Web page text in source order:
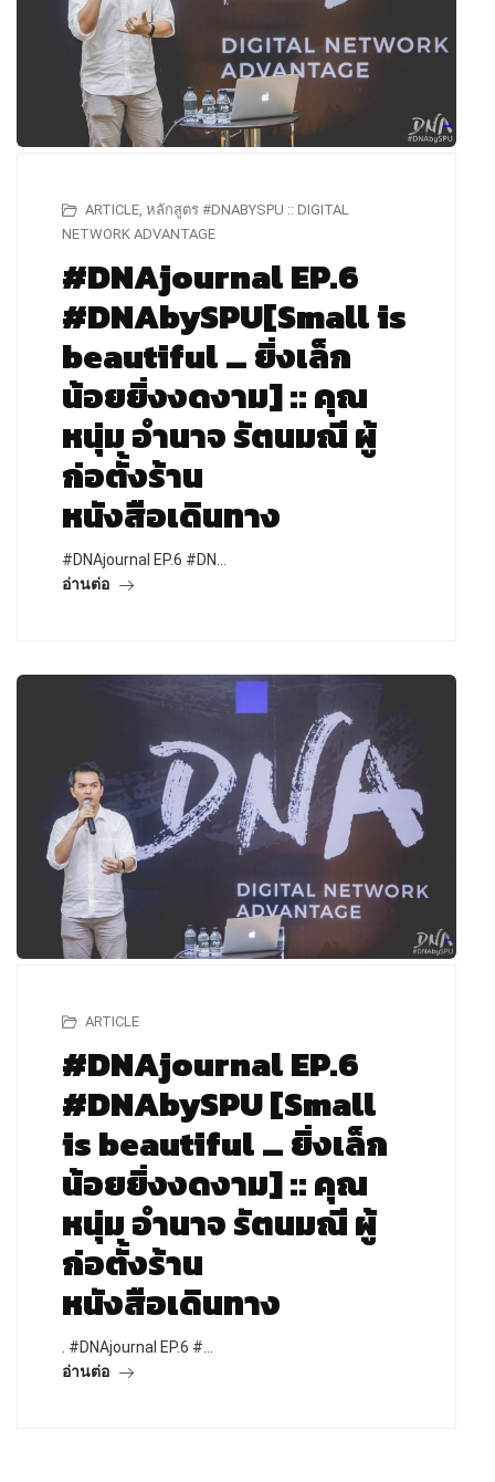
ARTICLE, หลักสูตร #DNABYSPU :: DIGITAL
NETWORK ADVANTAGE
#DNAjournal EP.6
#DNAbySPU[Small is
beautiful … ยิ่งเล็ก
น้อยยิ่งงดงาม] :: คุณ
หนุ่ม อำนาจ รัตนมณี ผู้
ก่อตั้งร้าน
หนังสือเดินทาง
#DNAjournal EP.6 #DN…
อ่านต่อ
ARTICLE
#DNAjournal EP.6
#DNAbySPU [Small
is beautiful … ยิ่งเล็ก
น้อยยิ่งงดงาม] :: คุณ
หนุ่ม อำนาจ รัตนมณี ผู้
ก่อตั้งร้าน
หนังสือเดินทาง
. #DNAjournal EP.6 #…
อ่านต่อ